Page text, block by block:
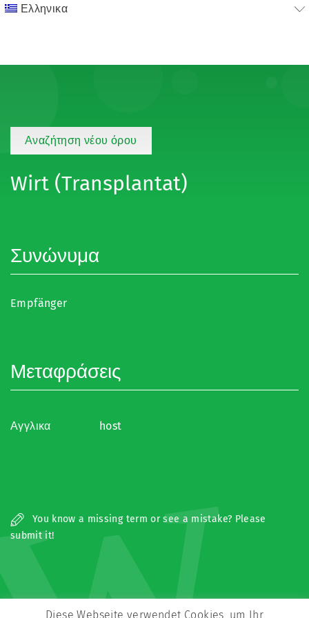
Ελληνικα
Αναζήτηση νέου όρου
Wirt (Transplantat)
Συνώνυμα
Empfänger
Μεταφράσεις
Αγγλικα host
You know a missing term or see a mistake? Please
submit it!
Diese Webseite verwendet Cookies, um Ihr